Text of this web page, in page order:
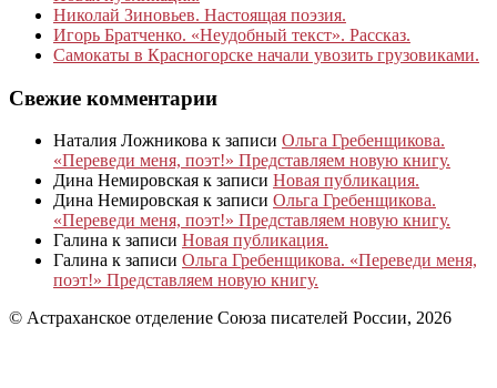
Николай Зиновьев. Настоящая поэзия.
Игорь Братченко. «Неудобный текст». Рассказ.
Самокаты в Красногорске начали увозить грузовиками.
Свежие комментарии
Наталия Ложникова к записи Ольга Гребенщикова.
«Переведи меня, поэт!» Представляем новую книгу.
Дина Немировская к записи Новая публикация.
Дина Немировская к записи Ольга Гребенщикова.
«Переведи меня, поэт!» Представляем новую книгу.
Галина к записи Новая публикация.
Галина к записи Ольга Гребенщикова. «Переведи меня,
поэт!» Представляем новую книгу.
© Астраханское отделение Союза писателей России, 2026